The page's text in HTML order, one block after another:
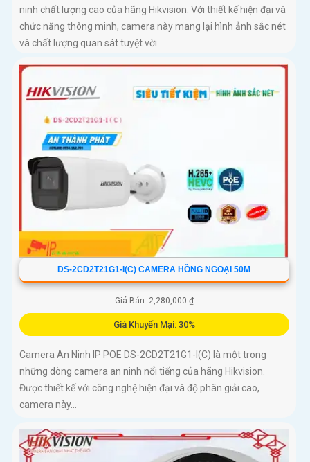
ninh chất lượng cao của hãng Hikvision. Với thiết kế hiện đại và
chức năng thông minh, camera này mang lại hình ảnh sắc nét
và chất lượng quan sát tuyệt vời
DS-2CD2T21G1-I(C) CAMERA HỒNG NGOẠI 50M
Giá Bán: 2,280,000 ₫
Giá Khuyến Mại: 30%
Camera An Ninh IP POE DS-2CD2T21G1-I(C) là một trong
những dòng camera an ninh nổi tiếng của hãng Hikvision.
Được thiết kế với công nghệ hiện đại và độ phân giải cao,
camera này...